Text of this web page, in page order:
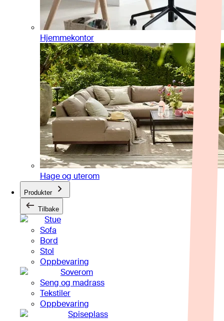
Hjemmekontor
Hage og uterom
Produkter
Tilbake
Stue
Sofa
Bord
Stol
Oppbevaring
Soverom
Seng og madrass
Tekstiler
Oppbevaring
Spiseplass